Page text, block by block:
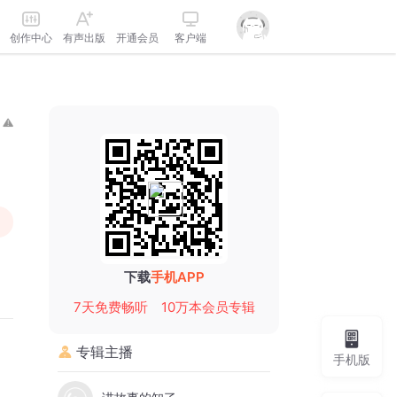
创作中心 有声出版 开通会员 客户端
下载手机APP
7天免费畅听
10万本会员专辑
专辑主播 手机版